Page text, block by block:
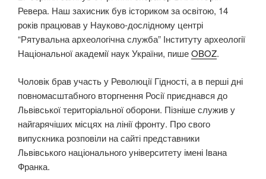
Ревера. Наш захисник був істориком за освітою, 14
років працював у Науково-дослідному центрі
“Рятувальна археологічна служба” Інституту археології
Національної академії наук України, пишеOBOZ.
Чоловік брав участь у Революції Гідності, а в перші дні
повномасштабного вторгнення Росії приєднався до
Львівської територіальної оборони. Пізніше служив у
найгарячіших місцях на лінії фронту. Про свого
випускника розповіли на сайті представники
Львівського національного університету імені Івана
Франка.